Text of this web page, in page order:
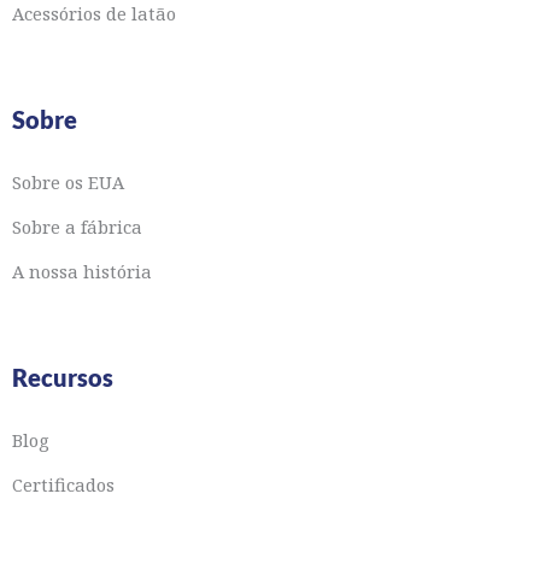
Acessórios de latão
Sobre
Sobre os EUA
Sobre a fábrica
A nossa história
Recursos
Blog
Certificados